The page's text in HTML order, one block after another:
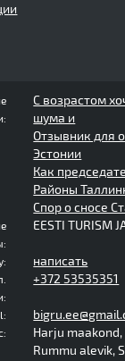
С возрастом
шума и
Отзывник для
Эстонии
Как
Районы
Спор о сносе
EESTI TURISM
написать
+372 53535351
Harju
Rummu alevik,